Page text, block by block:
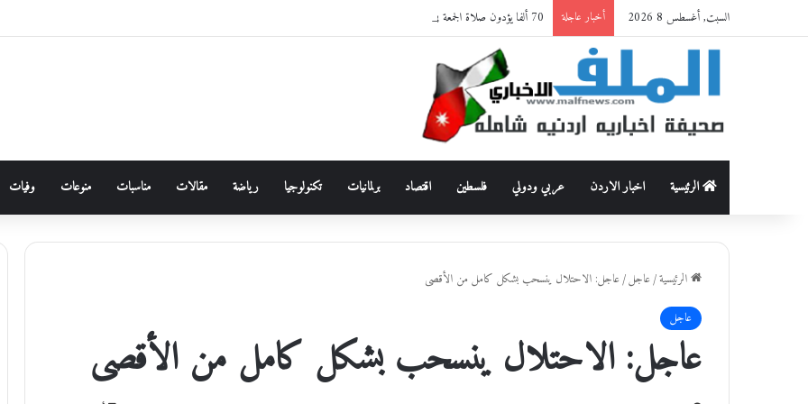
السبت, أغسطس 8 2026 أخبار عاجلة 70 ألفا يؤدون صلاة الجمعة في المسجد الأقصى
الرئيسية اخبار الاردن عربي ودولي فلسطين اقتصاد برلمانيات تكنولوجيا رياضة مقالات مناسبات منوعات وفيات
الرئيسية/عاجل/عاجل: الاحتلال ينسحب بشكل كامل من الأقصى
عاجل
عاجل: الاحتلال ينسحب بشكل كامل من الأقصى